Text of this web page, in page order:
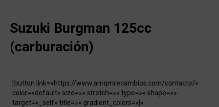
Suzuki Burgman 125cc
(carburación)
[button link=»https://www.amqmrecambios.com/contacto/»
color=»default» size=»» stretch=»» type=»» shape=»»
target=»_self» title=»» gradient_colors=»|»